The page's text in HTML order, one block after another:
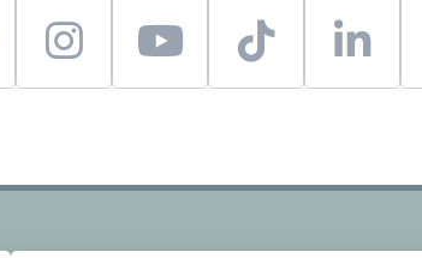
i
n
a
y
o
u
t
i
o
l
i
e